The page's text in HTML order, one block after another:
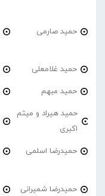
حمید صارمی
حمید غلامعلی
حمید مبهم
حمید هیراد و میثم
اکبری
حمیدرضا اسلمی
حمیدرضا شمیرانی